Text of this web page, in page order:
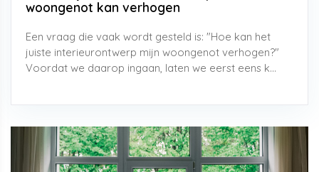
woongenot kan verhogen
Een vraag die vaak wordt gesteld is: "Hoe kan het
juiste interieurontwerp mijn woongenot verhogen?"
Voordat we daarop ingaan, laten we eerst eens k...